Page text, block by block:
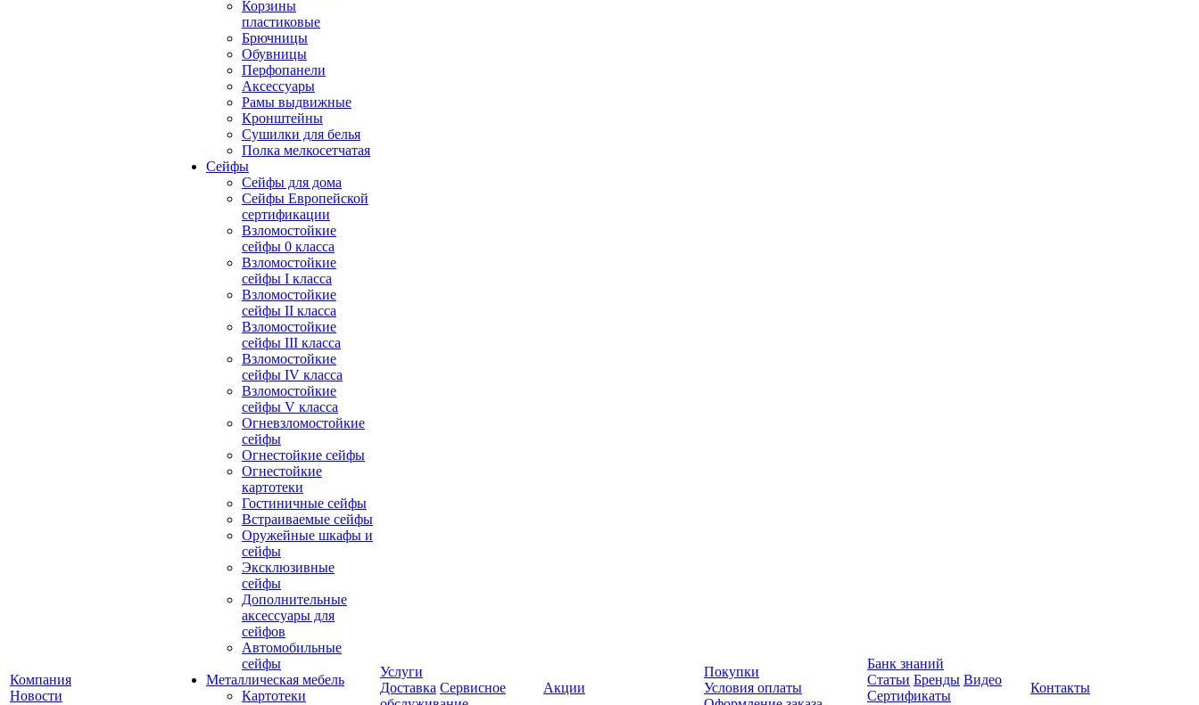
Компания
Новости
Корзины
пластиковые
Брючницы
Обувницы
Перфопанели
Аксессуары
Рамы выдвижные
Кронштейны
Сушилки для белья
Полка мелкосетчатая
Сейфы
Сейфы для дома
Сейфы Европейской
сертификации
Взломостойкие
сейфы 0 класса
Взломостойкие
сейфы I класса
Взломостойкие
сейфы II класса
Взломостойкие
сейфы III класса
Взломостойкие
сейфы IV класса
Взломостойкие
сейфы V класса
Огневзломостойкие
сейфы
Огнестойкие сейфы
Огнестойкие
картотеки
Гостиничные сейфы
Встраиваемые сейфы
Оружейные шкафы и
сейфы
Эксклюзивные
сейфы
Дополнительные
аксессуары для
сейфов
Автомобильные
сейфы
Металлическая мебель
Картотеки
Услуги
Доставка Сервисное
Акции
Покупки
Условия оплаты
Банк знаний
Статьи Бренды Видео
Сертификаты
Контакты